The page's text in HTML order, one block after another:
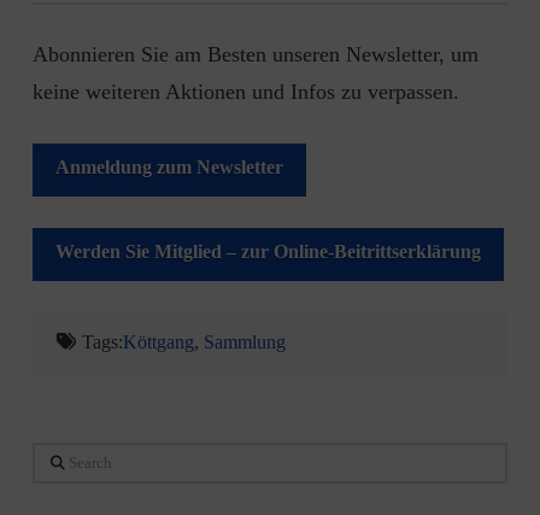
Abonnieren Sie am Besten unseren Newsletter, um
keine weiteren Aktionen und Infos zu verpassen.
Anmeldung zum Newsletter
Werden Sie Mitglied – zur Online-Beitrittserklärung
Tags:Köttgang, Sammlung
Search